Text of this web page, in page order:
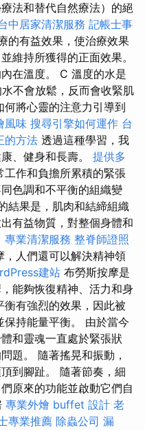
法和替代自然療法）的絕
中居家清潔服務 記帳士事
的有益效果，使治療效果
維持所獲得的正面效果。
在溫度。 C 溫度的水是
不會放鬆，反而會收緊肌
將心靈的注意力引導到
風味 搜尋引擎如何運作 台
的方法 透過這種學習，我
、健身和長壽。 提供多
工作和負擔所累積的緊張
色調和不平衡的組織變
結果是，肌肉和結締組織
有益物質，對整個身體和
專業清潔服務 整脊師證照
，人們還可以解決精神領
建站 布勞斯按摩是
能夠恢復精神、活力和身
有強烈的效果，因此被
持能量平衡。 由於當今
和靈魂一直處於緊張狀
題。 隨著搖晃和振動，
到腳趾。 隨著節奏，細
原來的功能並啟動它們自
專業外燴 buffet 設計 老
專業推薦 除蟲公司 漏